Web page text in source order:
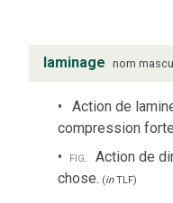
laminage nom
Action de
compression
fig. Action de
chose. (inTLF)